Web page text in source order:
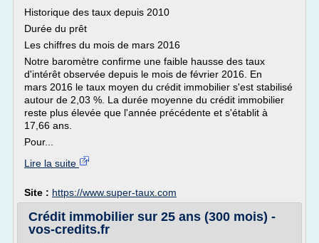
Historique des taux depuis 2010
Durée du prêt
Les chiffres du mois de mars 2016
Notre baromètre confirme une faible hausse des taux
d'intérêt observée depuis le mois de février 2016. En
mars 2016 le taux moyen du crédit immobilier s'est stabilisé
autour de 2,03 %. La durée moyenne du crédit immobilier
reste plus élevée que l'année précédente et s'établit à
17,66 ans.
Pour...
Lire la suite
Site : https://www.super-taux.com
Crédit immobilier sur 25 ans (300 mois) -
vos-credits.fr